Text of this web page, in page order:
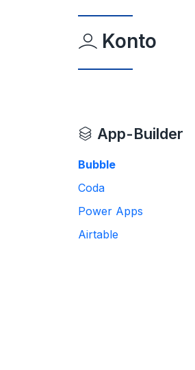
Konto
App-Builder
Bubble
Coda
Power Apps
Airtable